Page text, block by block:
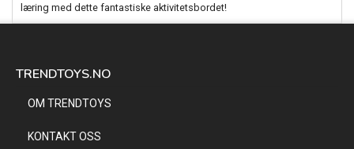
læring med dette fantastiske aktivitetsbordet!
TRENDTOYS.NO
OM TRENDTOYS
KONTAKT OSS